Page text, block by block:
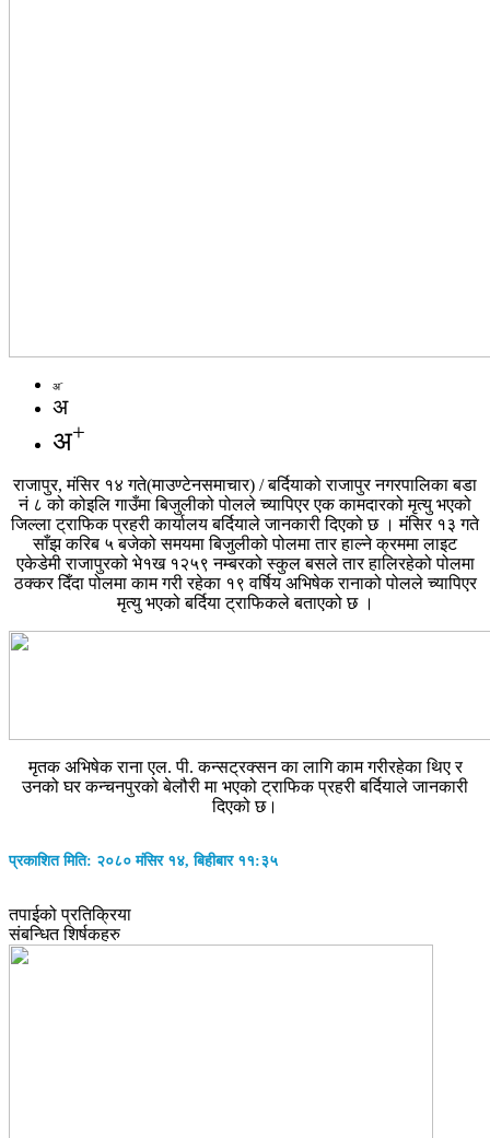
अ-
अ
अ+
राजापुर, मंसिर १४ गते(माउण्टेनसमाचार) / बर्दियाको राजापुर नगरपालिका बडा
नं ८ को कोइलि गाउँमा बिजुलीको पोलले च्यापिएर एक कामदारको मृत्यु भएको
जिल्ला ट्राफिक प्रहरी कार्यालय बर्दियाले जानकारी दिएको छ । मंसिर १३ गते
साँझ करिब ५ बजेको समयमा बिजुलीको पोलमा तार हाल्ने क्रममा लाइट
एकेडेमी राजापुरको भे१ख १२५९ नम्बरको स्कुल बसले तार हालिरहेको पोलमा
ठक्कर दिँदा पोलमा काम गरी रहेका १९ वर्षिय अभिषेक रानाको पोलले च्यापिएर
मृत्यु भएको बर्दिया ट्राफिकले बताएको छ ।
मृतक अभिषेक राना एल. पी. कन्सट्रक्सन का लागि काम गरीरहेका थिए र
उनको घर कन्चनपुरको बेलौरी मा भएको ट्राफिक प्रहरी बर्दियाले जानकारी
दिएको छ।
प्रकाशित मिति: २०८० मंसिर १४, बिहीबार ११:३५
तपाईको प्रतिक्रिया
संबन्धित शिर्षकहरु